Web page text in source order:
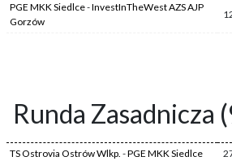
PGE MKK Siedlce-InvestInTheWest AZS AJP
Gorzów
Runda Zasadnicza
TS Ostrovia Ostrów Wlkp. -PGE MKK Siedlce